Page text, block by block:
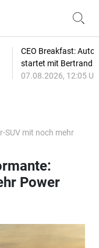
CEO Breakfast:
startet mit Bertrand
07.08.2026, 12:05
SUV mit noch mehr
Power